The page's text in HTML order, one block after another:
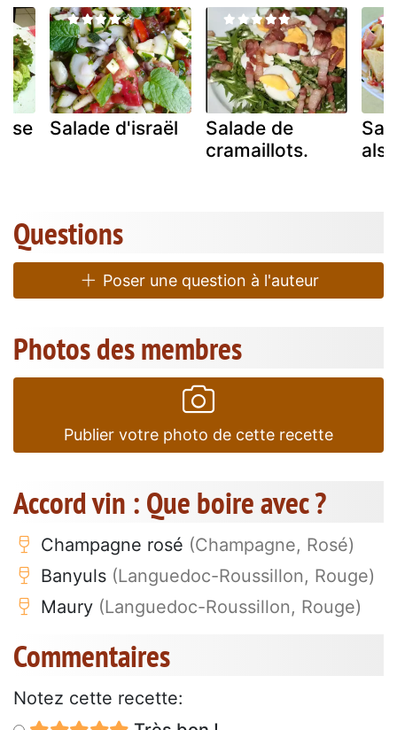
Salade d'israël
Salade de
cramaillots.
Questions
Poser une question à l'auteur
Photos des membres
Publier votre photo de cette recette
Accord vin : Que boire avec ?
Champagne rosé (Champagne, Rosé)
Banyuls (Languedoc-Roussillon, Rouge)
Maury (Languedoc-Roussillon, Rouge)
Commentaires
Notez cette recette: